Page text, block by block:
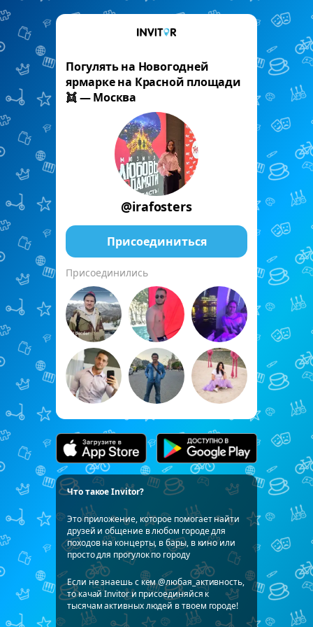
Погулять на Новогодней
ярмарке на Красной площади
👯 — Москва
@irafosters
Присоединиться
Присоединились
Что такое Invitor?
Это приложение, которое помогает найти
друзей и общение в любом городе для
походов на концерты, в бары, в кино или
просто для прогулок по городу
Если не знаешь с кем @любая_активность,
то качай Invitor и присоединяйся к
тысячам активных людей в твоем городе!